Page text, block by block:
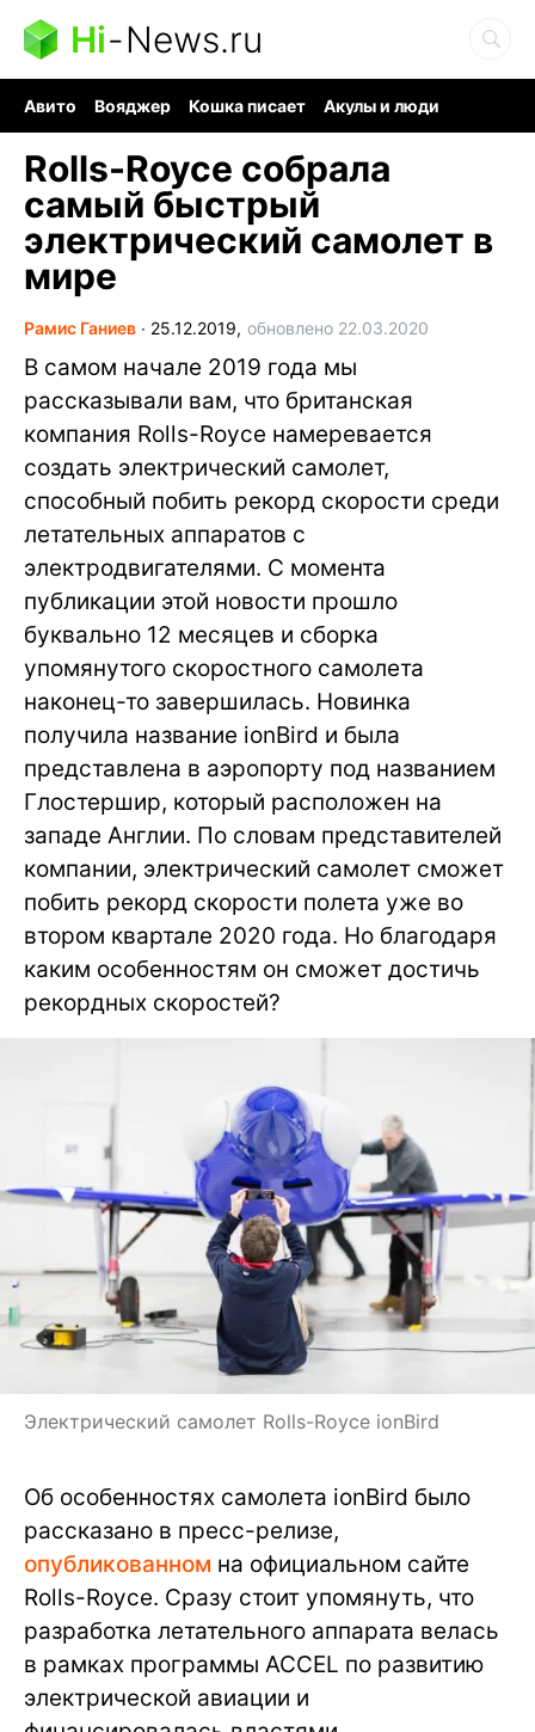
Hi-News.ru
Авито Вояджер Кошка писает
Акулы и люди
Rolls-Royce собрала
самый быстрый
электрический самолет в
мире
Рамис Ганиев ∙ 25.12.2019, обновлено 22.03.2020
В самом начале 2019 года мы
рассказывали вам, что британская
компания Rolls-Royce намеревается
создать электрический самолет,
способный побить рекорд скорости среди
летательных аппаратов с
электродвигателями. С момента
публикации этой новости прошло
буквально 12 месяцев и сборка
упомянутого скоростного самолета
наконец-то завершилась. Новинка
получила название ionBird и была
представлена в аэропорту под названием
Глостершир, который расположен на
западе Англии. По словам представителей
компании, электрический самолет сможет
побить рекорд скорости полета уже во
втором квартале 2020 года. Но благодаря
каким особенностям он сможет достичь
рекордных скоростей?
Электрический самолет Rolls-Royce ionBird
Об особенностях самолета ionBird было
рассказано в пресс-релизе,
опубликованном на официальном сайте
Rolls-Royce. Сразу стоит упомянуть, что
разработка летательного аппарата велась
в рамках программы ACCEL по развитию
электрической авиации и